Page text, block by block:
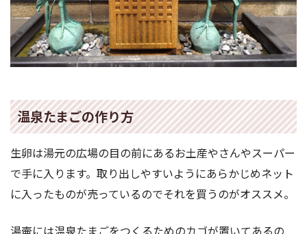
温泉たまごの作り方
生卵は湯元の広場の目の前にあるお土産やさんやスーパー
で手に入ります。取り出しやすいようにあらかじめネット
に入ったものが売っているのでそれを買うのがオススメ。
湯壷には温泉たまごをつくるためのカゴが置いてあるの